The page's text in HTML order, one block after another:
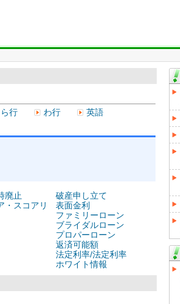
ら行 わ行 英語
廃止
破産申し立て
・スコアリ
表面金利
ファミリーローン
ブライダルローン
プロパーローン
返済可能額
法定利率/法定利率
ホワイト情報